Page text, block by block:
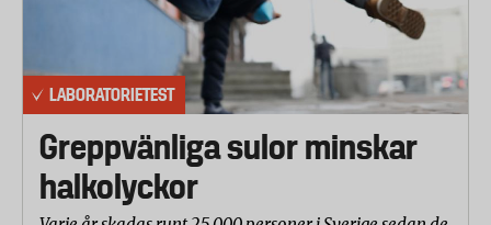
LABORATORIETEST
Greppvänliga sulor minskar
halkolyckor